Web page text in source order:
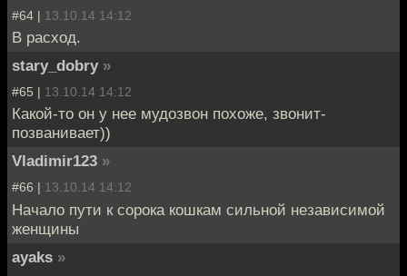
#64 | 13.10.14 14:12
В расход.
stary_dobry »
#65 | 13.10.14 14:12
Какой-то он у нее мудозвон похоже, звонит-
позванивает))
Vladimir123 »
#66 | 13.10.14 14:12
Начало пути к сорока кошкам сильной независимой
женщины
ayaks »